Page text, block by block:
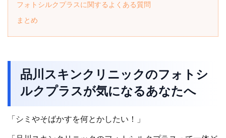
フォトシルクプラスに関するよくある質問
まとめ
品川スキンクリニックのフォトシ
ルクプラスが気になるあなたへ
「シミやそばかすを何とかしたい！」